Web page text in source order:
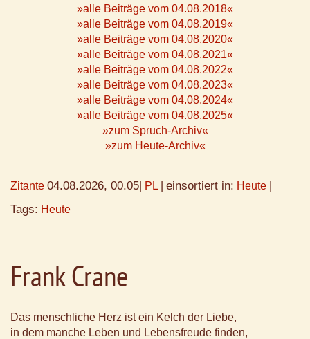
»alle Beiträge vom 04.08.2018«
»alle Beiträge vom 04.08.2019«
»alle Beiträge vom 04.08.2020«
»alle Beiträge vom 04.08.2021«
»alle Beiträge vom 04.08.2022«
»alle Beiträge vom 04.08.2023«
»alle Beiträge vom 04.08.2024«
»alle Beiträge vom 04.08.2025«
»zum Spruch-Archiv«
»zum Heute-Archiv«
Zitante 04.08.2026, 00.05 PL einsortiert in: Heute
Tags: Heute
Frank Crane
Das menschliche Herz ist ein Kelch der Liebe,
in dem manche Leben und Lebensfreude finden,